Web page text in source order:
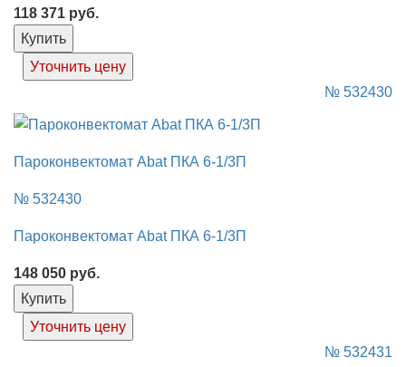
118 371 руб.
Купить
Уточнить цену
№ 532430
Пароконвектомат Abat ПКА 6-1/3П
№ 532430
Пароконвектомат Abat ПКА 6-1/3П
148 050 руб.
Купить
Уточнить цену
№ 532431